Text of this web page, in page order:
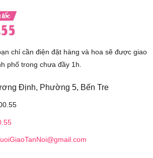
chỉ cần điện đặt hàng và hoa sẽ được giao
phố trong chưa đầy 1h.
Định, Phường 5, Bến Tre